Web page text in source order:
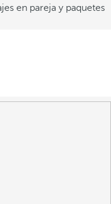
en pareja y paquetes